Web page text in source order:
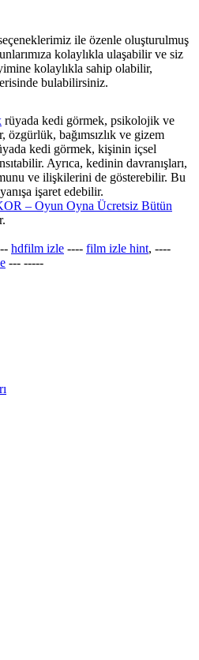
ile özenle oluşturulmuş
kolaylıkla ulaşabilir ve siz
kolaylıkla sahip olabilir,
bulabilirsiniz.
rüyada kedi görmek​, psikolojik ve
özgürlük, bağımsızlık ve gizem
kedi görmek, kişinin içsel
Ayrıca, kedinin davranışları,
ve ilişkilerini de gösterebilir. Bu
işaret edebilir.
– Oyun Oyna Ücretsiz Bütün
hdfilm izle ---- film izle hint, ----
--- -----